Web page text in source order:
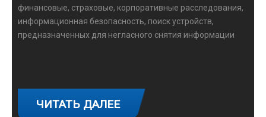
финансовые, страховые, корпоративные расследования,
информационная безопасность, поиск устройств,
предназначенных для негласного снятия информации
ЧИТАТЬ ДАЛЕЕ